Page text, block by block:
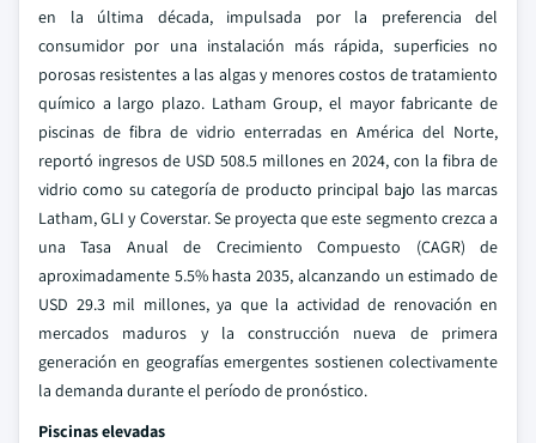
en la última década, impulsada por la preferencia del
consumidor por una instalación más rápida, superficies no
porosas resistentes a las algas y menores costos de tratamiento
químico a largo plazo. Latham Group, el mayor fabricante de
piscinas de fibra de vidrio enterradas en América del Norte,
reportó ingresos de USD 508.5 millones en 2024, con la fibra de
vidrio como su categoría de producto principal bajo las marcas
Latham, GLI y Coverstar. Se proyecta que este segmento crezca a
una Tasa Anual de Crecimiento Compuesto (CAGR) de
aproximadamente 5.5% hasta 2035, alcanzando un estimado de
USD 29.3 mil millones, ya que la actividad de renovación en
mercados maduros y la construcción nueva de primera
generación en geografías emergentes sostienen colectivamente
la demanda durante el período de pronóstico.
Piscinas elevadas